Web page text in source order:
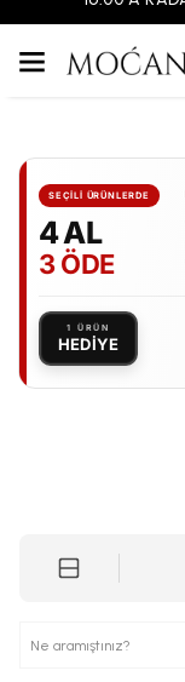
SEÇİLİ ÜRÜNLERDE
4 AL
3 ÖDE
1 ÜRÜN
HEDİYE